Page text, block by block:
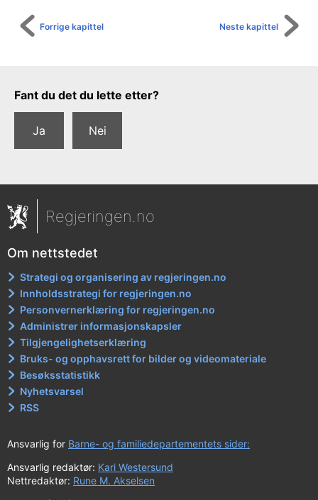
Neste kapittel
Forrige kapittel
Tilbakemeldingsskjema
Fant du det du lette etter?
Ja Nei
Regjeringen.no
Om nettstedet
Strategi og organisering av regjeringen.no
Innholdsstrategi for regjeringen.no
Personvernerklæring for regjeringen.no
Administrer informasjonskapsler
Tilgjengelighetserklæring
Bruks- og opphavsrett for bilder og videomateriale
Besøksstatistikk
Nyhetsvarsel
RSS
Ansvarlig for Barne- og familiedepartementets sider:
Ansvarlig redaktør: Kari Westersund
Nettredaktør: Rune M. Akselsen